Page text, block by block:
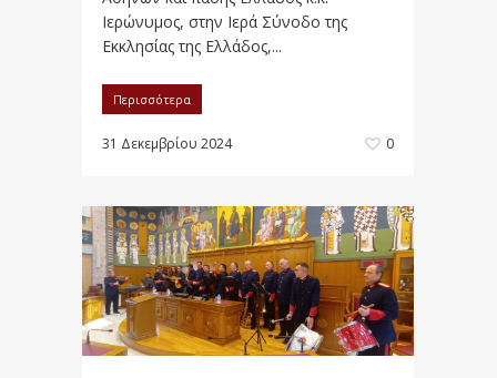
Ιερώνυμος, στην Ιερά Σύνοδο της
Εκκλησίας της Ελλάδος,...
Περισσότερα
31 Δεκεμβρίου 2024 0